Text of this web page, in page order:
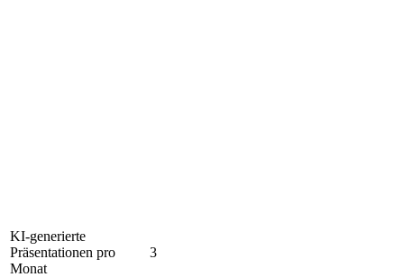
KI-generierte
Präsentationen pro
Monat
3